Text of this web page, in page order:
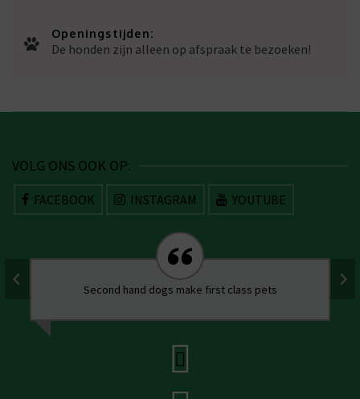
Openingstijden:
De honden zijn alleen op afspraak te bezoeken!
VOLG ONS OOK OP:
FACEBOOK INSTAGRAM YOUTUBE
Second hand dogs make first class pets